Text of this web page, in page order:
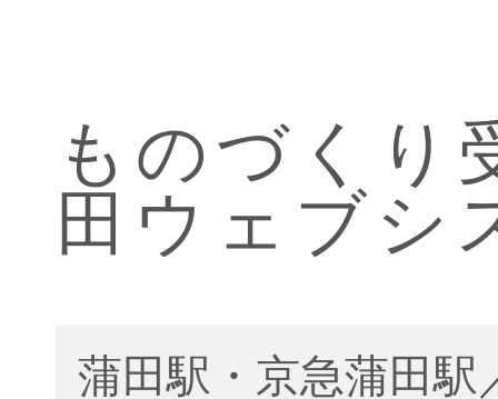
ものづくり
田ウェブシ
蒲田駅・京急蒲田駅